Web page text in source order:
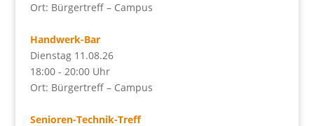
Ort: Bürgertreff – Campus
Handwerk-Bar
Dienstag 11.08.26
18:00 - 20:00 Uhr
Ort: Bürgertreff – Campus
Senioren-Technik-Treff